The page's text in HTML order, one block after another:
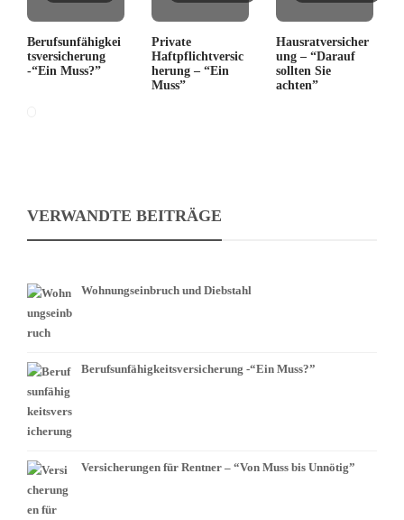
Berufsunfähigkei
tsversicherung
-“Ein Muss?”
Private
Haftpflichtversic
herung – “Ein
Muss”
Hausratversicher
ung – “Darauf
sollten Sie
achten”
VERWANDTE BEITRÄGE
Wohnungseinbruch und Diebstahl
Berufsunfähigkeitsversicherung -“Ein Muss?”
Versicherungen für Rentner – “Von Muss bis Unnötig”